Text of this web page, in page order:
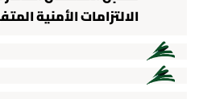
الالتزامات الأمنية